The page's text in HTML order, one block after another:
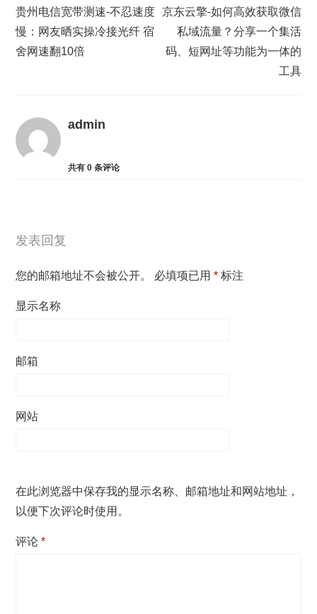
贵州电信宽带测速-不忍速度
慢：网友晒实操冷接光纤 宿
舍网速翻10倍
京东云擎-如何高效获取微信
私域流量？分享一个集活
码、短网址等功能为一体的
工具
admin
共有0 条评论
发表回复
您的邮箱地址不会被公开。 必填项已用* 标注
显示名称
邮箱
网站
在此浏览器中保存我的显示名称、邮箱地址和网站地址，
以便下次评论时使用。
评论*